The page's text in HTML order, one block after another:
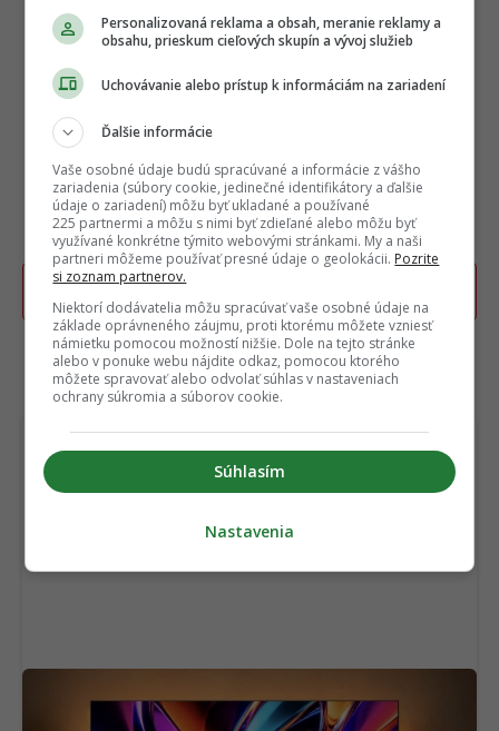
TERAZ ČÍTAJÚ
obraz za roky. Slávny výrobca vylepší zážitok
Personalizovaná reklama a obsah, meranie reklamy a
obsahu, prieskum cieľových skupín a vývoj služieb
Uchovávanie alebo prístup k informáciám na zariadení
Ďalšie informácie
Vaše osobné údaje budú spracúvané a informácie z vášho
zariadenia (súbory cookie, jedinečné identifikátory a ďalšie
údaje o zariadení) môžu byť ukladané a používané
225 partnermi a môžu s nimi byť zdieľané alebo môžu byť
využívané konkrétne týmito webovými stránkami. My a naši
partneri môžeme používať presné údaje o geolokácii. Pozrite
si zoznam partnerov.
Niektorí dodávatelia môžu spracúvať vaše osobné údaje na
základe oprávneného záujmu, proti ktorému môžete vzniesť
námietku pomocou možností nižšie. Dole na tejto stránke
alebo v ponuke webu nájdite odkaz, pomocou ktorého
môžete spravovať alebo odvolať súhlas v nastaveniach
ochrany súkromia a súborov cookie.
Súhlasím
Nastavenia